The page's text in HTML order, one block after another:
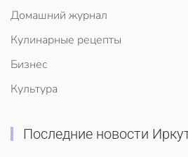
Домашний журнал
Кулинарные рецепты
Бизнес
Культура
Последние новости